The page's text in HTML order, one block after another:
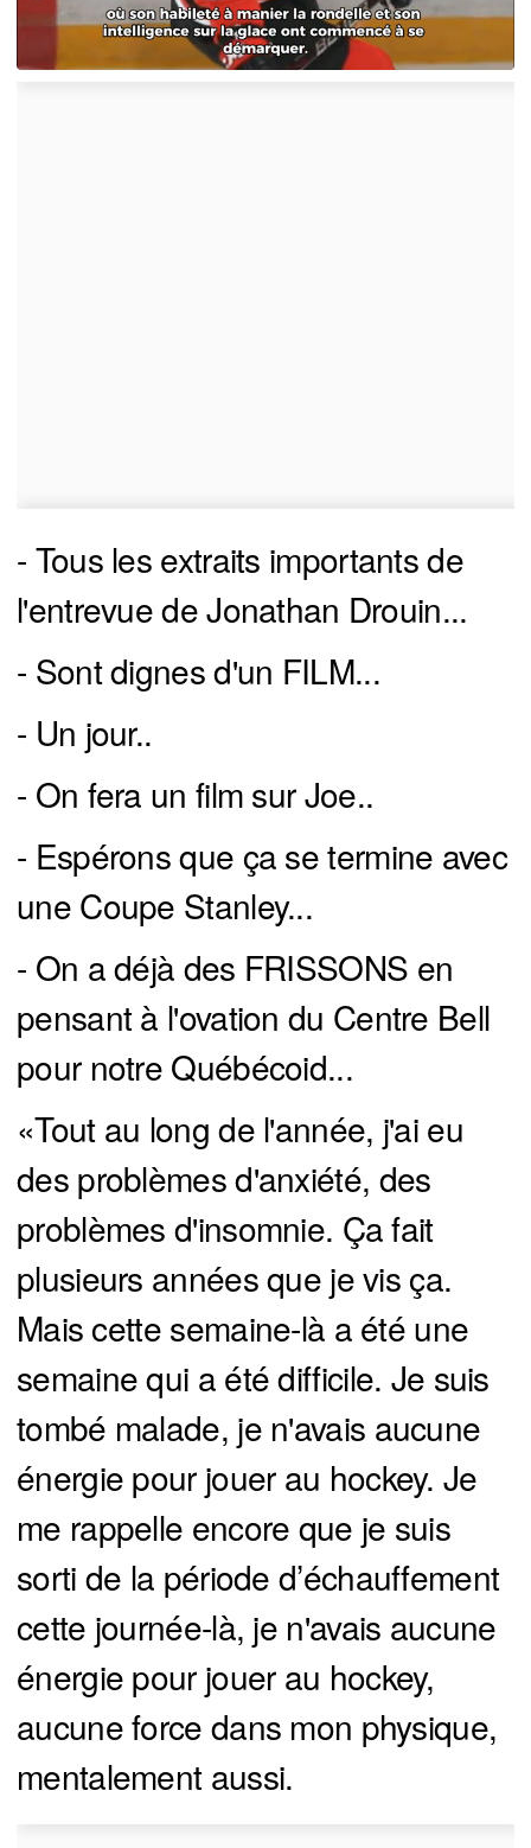
- Tous les extraits importants de
l'entrevue de Jonathan Drouin...
- Sont dignes d'un FILM...
- Un jour..
- On fera un film sur Joe..
- Espérons que ça se termine avec
une Coupe Stanley...
- On a déjà des FRISSONS en
pensant à l'ovation du Centre Bell
pour notre Québécoid...
«Tout au long de l'année, j'ai eu
des problèmes d'anxiété, des
problèmes d'insomnie. Ça fait
plusieurs années que je vis ça.
Mais cette semaine-là a été une
semaine qui a été difficile. Je suis
tombé malade, je n'avais aucune
énergie pour jouer au hockey. Je
me rappelle encore que je suis
sorti de la période d’échauffement
cette journée-là, je n'avais aucune
énergie pour jouer au hockey,
aucune force dans mon physique,
mentalement aussi.